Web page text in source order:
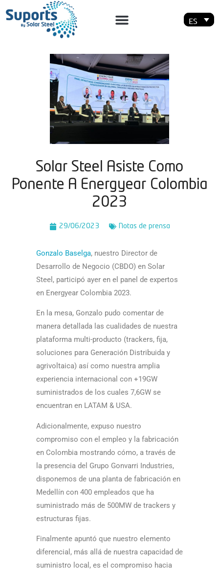
ES
Solar Steel Asiste Como
Ponente A Energyear Colombia
2023
29/06/2023 Notas de prensa
Gonzalo Baselga, nuestro Director de
Desarrollo de Negocio (CBDO) en Solar
Steel, participó ayer en el panel de expertos
en Energyear Colombia 2023.
En la mesa, Gonzalo pudo comentar de
manera detallada las cualidades de nuestra
plataforma multi-producto (trackers, fija,
soluciones para Generación Distribuida y
agrivoltaica) así­ como nuestra amplia
experiencia internacional con +19GW
suministrados de los cuales 7,6GW se
encuentran en LATAM & USA.
Adicionalmente, expuso nuestro
compromiso con el empleo y la fabricación
en Colombia mostrando cómo, a través de
la presencia del Grupo Gonvarri Industries,
disponemos de una planta de fabricación en
Medellín con 400 empleados que ha
suministrado más de 500MW de trackers y
estructuras fijas.
Finalmente apuntó que nuestro elemento
diferencial, más allá de nuestra capacidad de
suministro local, es el compromiso hacia